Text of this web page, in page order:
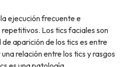
ejecución frecuente e
Los tics faciales son
aparición de los tics es entre
relación entre los tics y rasgos